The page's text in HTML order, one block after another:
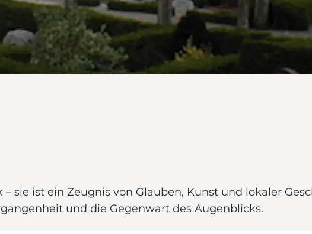
sie ist ein Zeugnis von Glauben, Kunst und lokaler
und die Gegenwart des Augenblicks.